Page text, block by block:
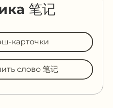
笔记
карточки
слово 笔记